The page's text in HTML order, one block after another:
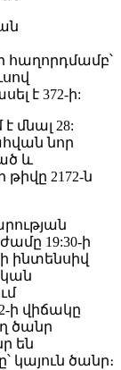
հաղորդմամբ՝
է 372-ի:
մնալ 28:
նոր
և
2172-ն
19:30-ի
ինտենսիվ
ի վիճակը
ծանր
են
կայուն ծանր։